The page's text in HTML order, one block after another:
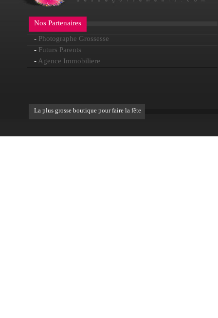
Nos Partenaires
- Photographe Grossesse
- Futurs Parents
- Agence Immobiliere
La plus grosse boutique pour faire la fête